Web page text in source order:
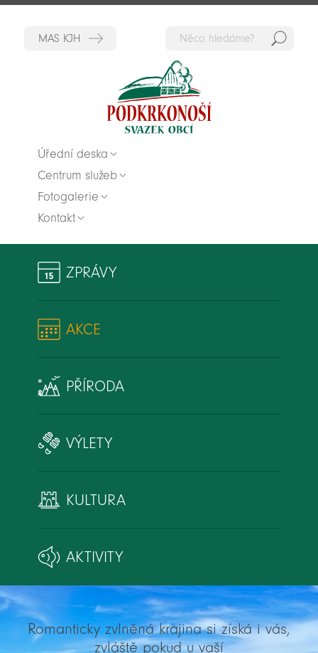
Úřední deska
Centrum služeb
Fotogalerie
Kontakt
ZPRÁVY
AKCE
PŘÍRODA
VÝLETY
KULTURA
AKTIVITY
Romanticky zvlněná krajina si získá i vás,
zvláště pokud u vaší